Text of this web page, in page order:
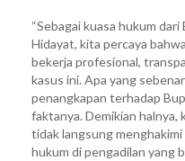
“Sebagai kuasa hukum
Hidayat, kita percaya
bekerja profesional,
kasus ini. Apa yang
penangkapan terhadap
faktanya. Demikian halnya,
tidak langsung
hukum di pengadilan yang